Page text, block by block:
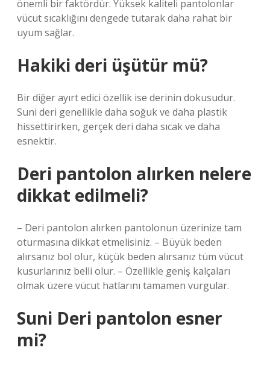
önemli bir faktördür. Yüksek kaliteli pantolonlar
vücut sıcaklığını dengede tutarak daha rahat bir
uyum sağlar.
Hakiki deri üşütür mü?
Bir diğer ayırt edici özellik ise derinin dokusudur.
Suni deri genellikle daha soğuk ve daha plastik
hissettirirken, gerçek deri daha sıcak ve daha
esnektir.
Deri pantolon alırken nelere
dikkat edilmeli?
– Deri pantolon alırken pantolonun üzerinize tam
oturmasına dikkat etmelisiniz. – Büyük beden
alırsanız bol olur, küçük beden alırsanız tüm vücut
kusurlarınız belli olur. – Özellikle geniş kalçaları
olmak üzere vücut hatlarını tamamen vurgular.
Suni Deri pantolon esner
mi?